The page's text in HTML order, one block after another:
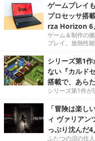
ゲームプレイ
プロセッサ搭
rza Horizon 6
ゲーム＆制作の
プレイ。放熱性
シリーズ第1
ない『カルド
搭載で、あら
シリーズ第1作が
「冒険は楽し
ィ ヴァリアン
っぷり沈んだ
ふたつの沼の住